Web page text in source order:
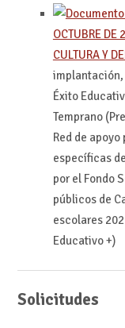
OCTUBRE DE
CULTURA Y
implantación,
Éxito
Temprano
Red de
específicas
por el Fondo
públicos de
escolares
Educativo +)
Solicitudes